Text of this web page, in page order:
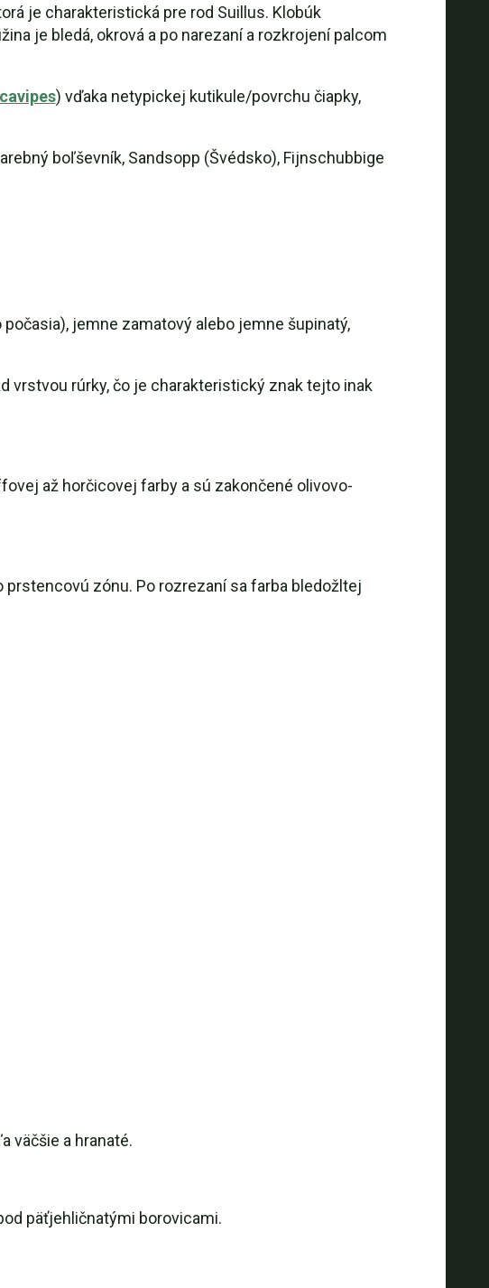
je charakteristická pre rod Suillus. Klobúk
je bledá, okrová a po narezaní a rozkrojení palcom
) vďaka netypickej kutikule/povrchu čiapky,
boľševník, Sandsopp (Švédsko), Fijnschubbige
jemne zamatový alebo jemne šupinatý,
vrstvou rúrky, čo je charakteristický znak tejto inak
až horčicovej farby a sú zakončené olivovo-
zónu. Po rozrezaní sa farba bledožltej
väčšie a hranaté.
päťjehličnatými borovicami.